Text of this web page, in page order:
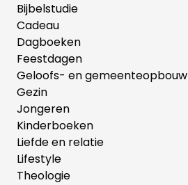
Bijbelstudie
Cadeau
Dagboeken
Feestdagen
Geloofs- en gemeenteopbouw
Gezin
Jongeren
Kinderboeken
Liefde en relatie
Lifestyle
Theologie